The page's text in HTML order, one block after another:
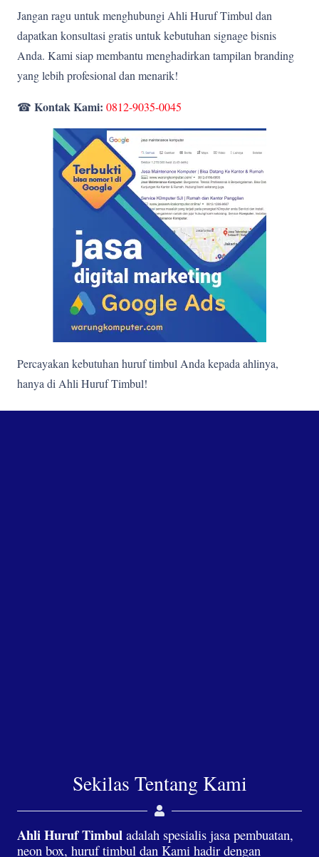
Jangan ragu untuk menghubungi Ahli Huruf Timbul dan
dapatkan konsultasi gratis untuk kebutuhan signage bisnis
Anda. Kami siap membantu menghadirkan tampilan branding
yang lebih profesional dan menarik!
☎ Kontak Kami: 0812-9035-0045
Percayakan kebutuhan huruf timbul Anda kepada ahlinya,
hanya di Ahli Huruf Timbul!
Sekilas Tentang Kami
Ahli Huruf Timbul adalah spesialis jasa pembuatan,
neon box, huruf timbul dan Kami hadir dengan